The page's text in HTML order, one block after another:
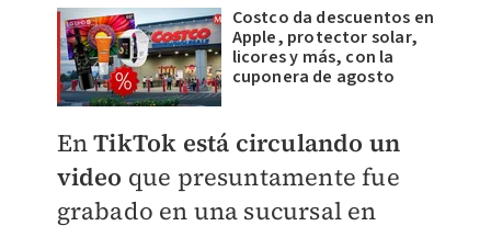
Costco da descuentos en
Apple, protector solar,
licores y más, con la
cuponera de agosto
EnTikTok está circulando un
video que presuntamente fue
grabado en una sucursal en